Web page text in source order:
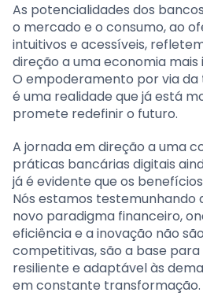
As potencialidades dos
o mercado e o consumo, ao
intuitivos e acessíveis,
direção a uma economia mais
O empoderamento por via
é uma realidade que já está
promete redefinir o futuro.
A jornada em direção a uma
práticas bancárias digitais
já é evidente que os
Nós estamos testemunhando
novo paradigma financeiro,
eficiência e a inovação não
competitivas, são a base
resiliente e adaptável às
em constante transformação.